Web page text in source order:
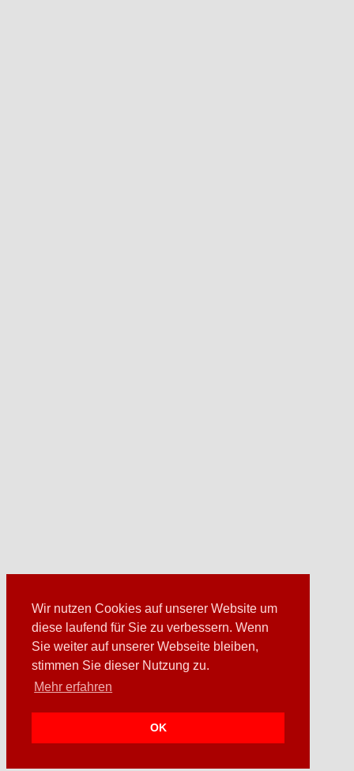
Wir nutzen Cookies auf unserer Website um
diese laufend für Sie zu verbessern. Wenn
Sie weiter auf unserer Webseite bleiben,
stimmen Sie dieser Nutzung zu.
Mehr erfahren
OK